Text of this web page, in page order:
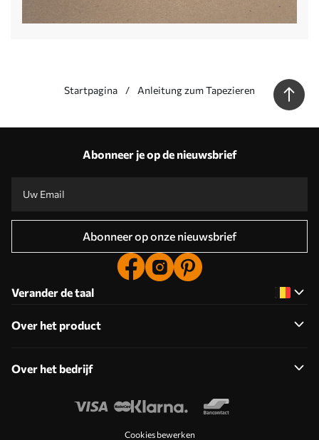
Startpagina Anleitung zum Tapezieren
Abonneer je op de nieuwsbrief
Abonneer op onze nieuwsbrief
Verander de taal
Over het product
Over het bedrijf
Cookies bewerken